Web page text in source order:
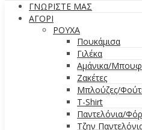
ΓΝΩΡΙΣΤΕ ΜΑΣ
ΑΓΟΡΙ
ΡΟΥΧΑ
Πουκάμισα
Γιλέκα
Αμάνικα/
Ζακέτες
Μπλούζες/
T-Shirt
Παντελόνια/
Τζην